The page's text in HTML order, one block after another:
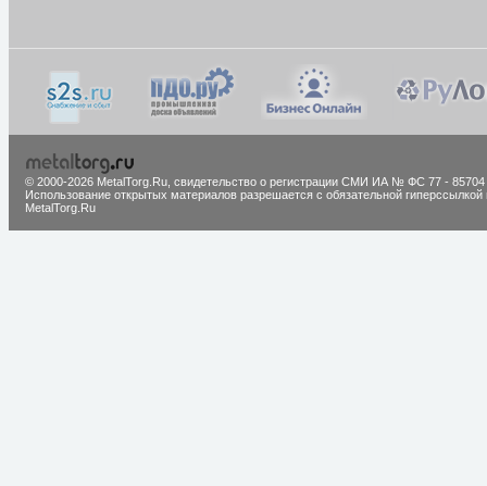
© 2000-2026 MetalTorg.Ru, cвидетельство о регистрации СМИ ИА № ФС 77 - 85704
Использование открытых материалов разрешается с обязательной гиперссылкой
MetalTorg.Ru